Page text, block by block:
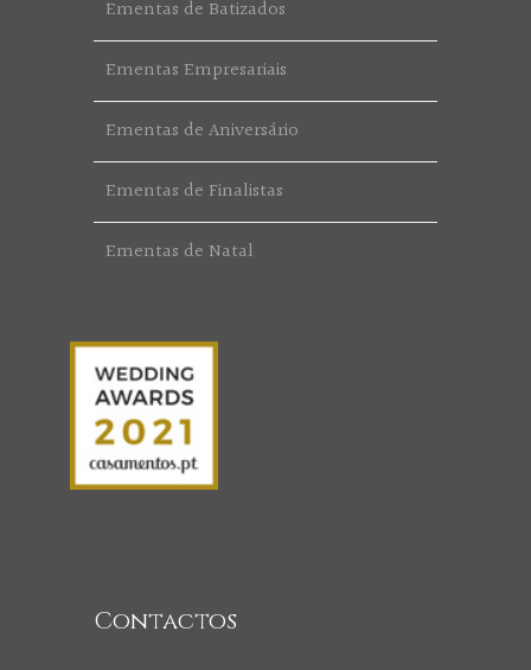
Ementas de Batizados
Ementas Empresariais
Ementas de Aniversário
Ementas de Finalistas
Ementas de Natal
Contactos